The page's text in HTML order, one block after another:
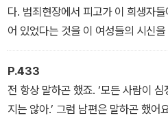
다. 범죄현장에서 피고가 이 희생자
어 있었다는 것을 이 여성들의 시신
여러분이 범죄현장 사진에서 보셨다
들에게 모욕을 주고 싶어 했다는 것을
거기서 성적인 흥분도 느꼈고, 그렇
되풀이했던 겁니다. 만족감을 느끼기
P.433
전 항상 말하곤 했죠. ‘모든 사람이
지는 않아.’ 그럼 남편은 말하곤 했어